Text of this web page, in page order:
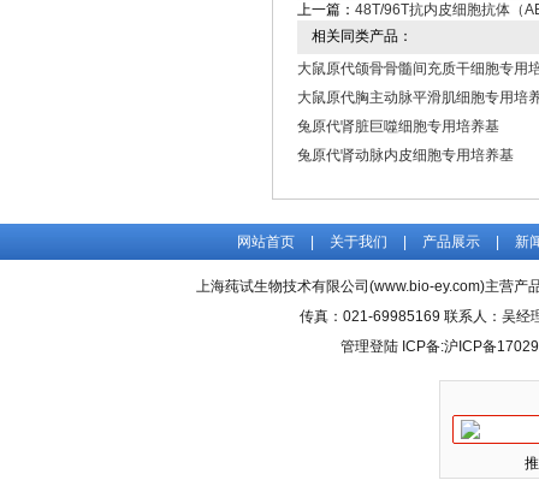
上一篇： 48T/96T抗内皮细胞抗体（
相关同类产品：
大鼠原代颌骨骨髓间充质干细胞专用
大鼠原代胸主动脉平滑肌细胞专用培
兔原代肾脏巨噬细胞专用培养基
兔原代肾动脉内皮细胞专用培养基
网站首页 关于我们 产品展示 新
上海莼试生物技术有限公司(www.bio-ey.com)主营产
传真：021-69985169 联系人：吴经
管理登陆 ICP备:沪ICP备